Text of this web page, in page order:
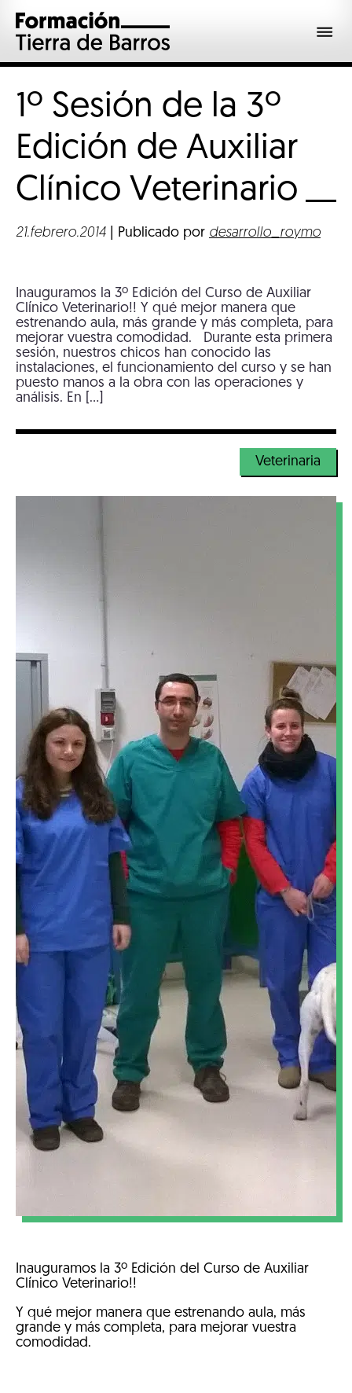
1º Sesión de la 3º
Edición de Auxiliar
Clínico Veterinario
21.febrero.2014 | Publicado por desarrollo_roymo
Inauguramos la 3º Edición del Curso de Auxiliar
Clínico Veterinario!! Y qué mejor manera que
estrenando aula, más grande y más completa, para
mejorar vuestra comodidad. Durante esta primera
sesión, nuestros chicos han conocido las
instalaciones, el funcionamiento del curso y se han
puesto manos a la obra con las operaciones y
análisis. En […]
Veterinaria
Inauguramos la 3º Edición del Curso de Auxiliar
Clínico Veterinario!!
Y qué mejor manera que estrenando aula, más
grande y más completa, para mejorar vuestra
comodidad.